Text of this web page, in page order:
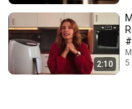
2:10